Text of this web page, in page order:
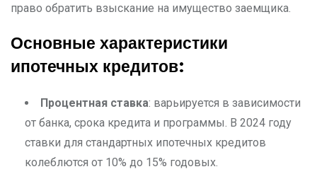
право обратить взыскание на имущество заемщика.
Основные характеристики
ипотечных кредитов:
Процентная ставка: варьируется в зависимости
от банка, срока кредита и программы. В 2024 году
ставки для стандартных ипотечных кредитов
колеблются от 10% до 15% годовых.